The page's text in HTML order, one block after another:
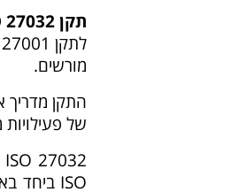
תקן 27032
מורשים.
התקן מדריך
של